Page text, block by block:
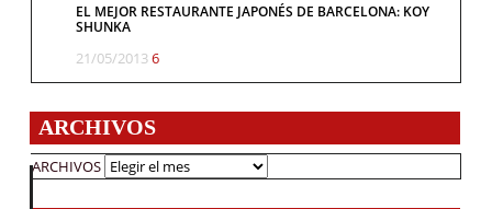
EL MEJOR RESTAURANTE JAPONÉS DE BARCELONA: KOY
SHUNKA
21/05/20136
ARCHIVOS
ARCHIVOS